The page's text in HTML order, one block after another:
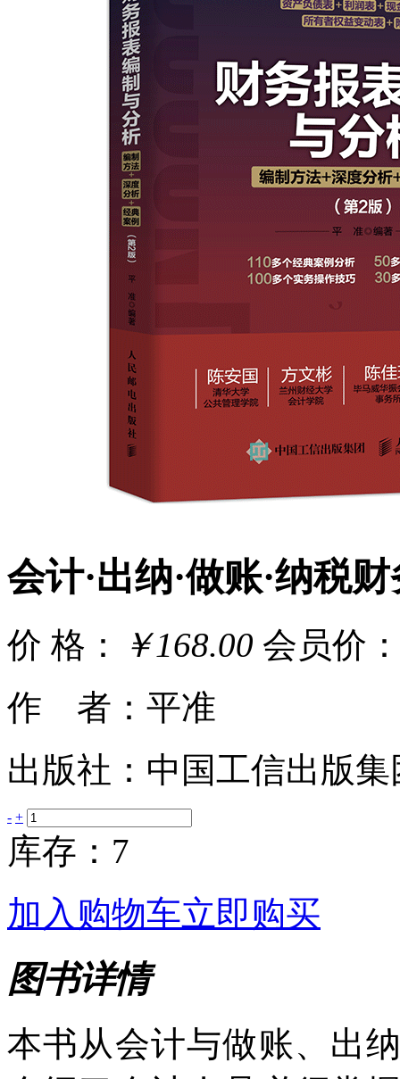
会计·出纳·做账·纳税
价 格： ￥168.00 会员价
作 者：平准
出版社：中国工信出版
- +
库存：7
加入购物车立即购买
图书详情
本书从会计与做账、出